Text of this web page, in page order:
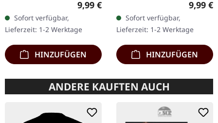
Erstauflage als CD im
DigiPak. Schnall Dich an,…
Regulärer Preis:
9,99 €
Sofort verfügbar,
Lieferzeit: 1-2 Werktage
HINZUFÜGEN
DigiPak-Auflage von nur
300 handnummerierten
Exemplaren!…
9,99 €
Sofort verfügbar,
Lieferzeit: 1-2 Werktage
HINZUFÜGEN
ANDERE KAUFTEN AUCH